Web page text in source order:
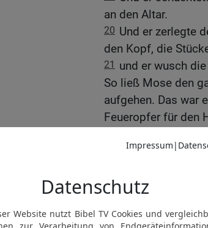
an den Altar.
20 Und er zerlegte
den Kopf, die
21
und er wusch
So ließ Mose den
aufgehen. Das war
Feueropfer für den
Er brachte
Einsetzung. Und
auf den Kopf des
Und er
er tat es auf das